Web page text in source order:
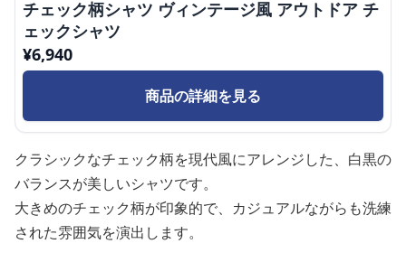
チェック柄シャツ ヴィンテージ風 アウトドア チ
ェックシャツ
¥6,940
商品の詳細を見る
クラシックなチェック柄を現代風にアレンジした、白黒の
バランスが美しいシャツです。
大きめのチェック柄が印象的で、カジュアルながらも洗練
された雰囲気を演出します。